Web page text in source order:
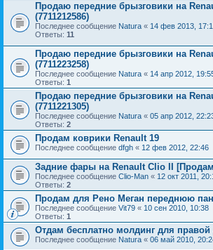
Продаю передние брызговики на
(7711212586)
Последнее сообщение Natura « 14 фев 2013,
Ответы: 11
Продаю передние брызговики на
(7711223258)
Последнее сообщение Natura « 14 апр 2012,
Ответы: 1
Продаю передние брызговики на
(7711221305)
Последнее сообщение Natura « 05 апр 2012,
Ответы: 2
Продам коврики Renault 19
Последнее сообщение dfgh « 12 фев 2012, 22:46
Задние фары на Renault Clio II
Последнее сообщение Clio-Man « 12 окт 2011,
Ответы: 2
Продам для Рено Меган переднюю
Последнее сообщение Vit79 « 10 сен 2010, 10:38
Ответы: 1
Отдам бесплатно молдинг для правой
Последнее сообщение Natura « 06 май 2010,